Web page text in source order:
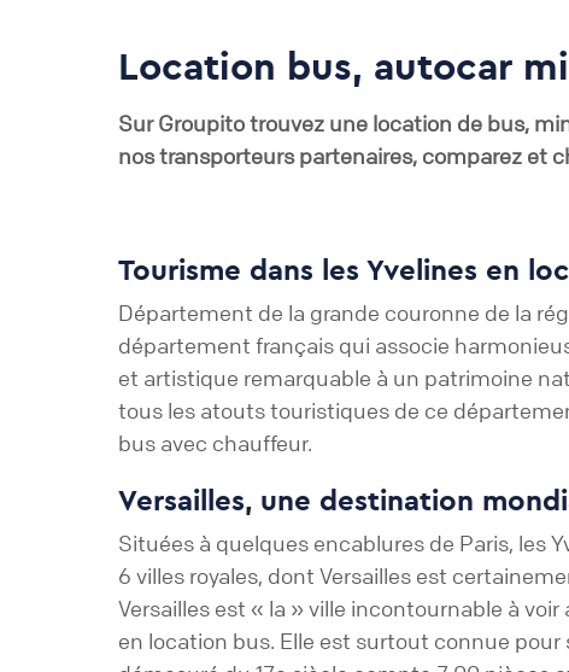
Location bus, autocar
SurGroupitotrouvez une location de bus,
nos transporteurs partenaires, comparez et
Tourisme dans les Yvelines en
Département de la grande couronne de la
département français qui associe
et artistique remarquable à un patrimoine
tous les atouts touristiques de ce
bus avec chauffeur.
Versailles, une destination
Situées à quelques encablures de Paris, les
6 villes royales, dont Versailles est
Versailles est « la » ville incontournable à
en location bus. Elle est surtout connue